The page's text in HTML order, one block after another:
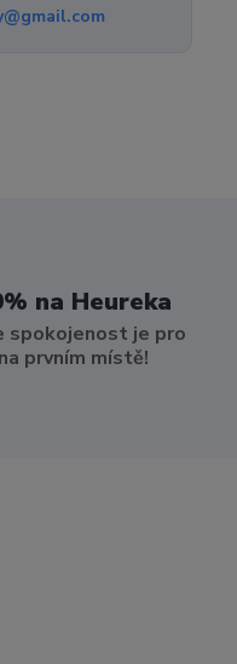
na Heureka
spokojenost je pro
prvním místě!